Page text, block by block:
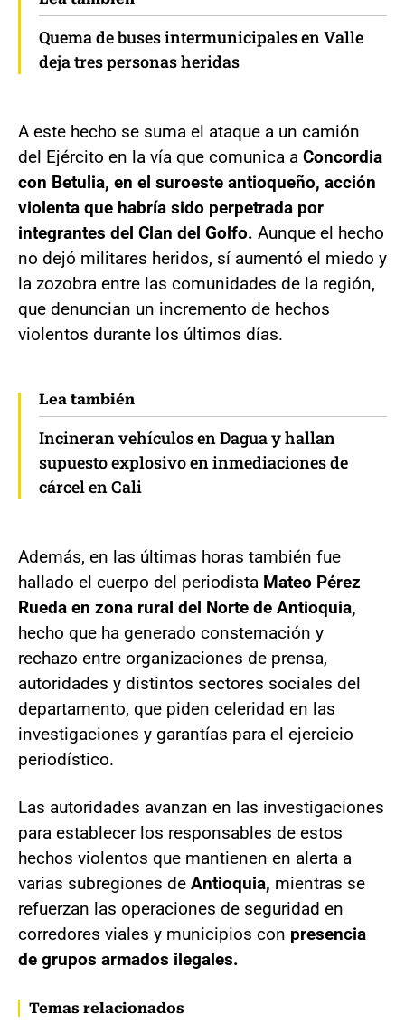
Quema de buses intermunicipales en Valle
deja tres personas heridas
A este hecho se suma el ataque a un camión
del Ejército en la vía que comunica a Concordia
con Betulia, en el suroeste antioqueño, acción
violenta que habría sido perpetrada por
integrantes del Clan del Golfo. Aunque el hecho
no dejó militares heridos, sí aumentó el miedo y
la zozobra entre las comunidades de la región,
que denuncian un incremento de hechos
violentos durante los últimos días.
Lea también
Incineran vehículos en Dagua y hallan
supuesto explosivo en inmediaciones de
cárcel en Cali
Además, en las últimas horas también fue
hallado el cuerpo del periodista Mateo Pérez
Rueda en zona rural del Norte de Antioquia,
hecho que ha generado consternación y
rechazo entre organizaciones de prensa,
autoridades y distintos sectores sociales del
departamento, que piden celeridad en las
investigaciones y garantías para el ejercicio
periodístico.
Las autoridades avanzan en las investigaciones
para establecer los responsables de estos
hechos violentos que mantienen en alerta a
varias subregiones de Antioquia, mientras se
refuerzan las operaciones de seguridad en
corredores viales y municipios con presencia
de grupos armados ilegales.
Temas relacionados